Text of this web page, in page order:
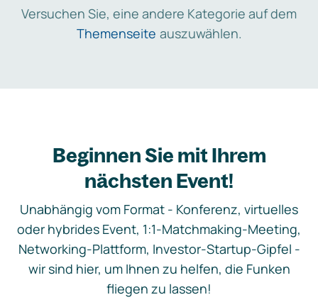
Versuchen Sie, eine andere Kategorie auf dem
Themenseite auszuwählen.
Beginnen Sie mit Ihrem
nächsten Event!
Unabhängig vom Format - Konferenz, virtuelles
oder hybrides Event, 1:1-Matchmaking-Meeting,
Networking-Plattform, Investor-Startup-Gipfel -
wir sind hier, um Ihnen zu helfen, die Funken
fliegen zu lassen!